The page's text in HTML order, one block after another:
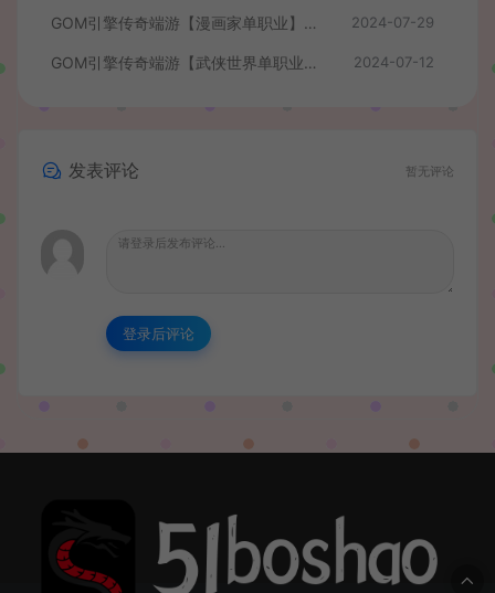
GOM引擎传奇端游【漫画家单职业】最新整理Win系服务端+配套补丁网站+详细搭建教程+视频教程 2024-07-29
GOM引擎传奇端游【武侠世界单职业】最新整理Win系服务端+配套补丁网站+详细搭建教程+视频教程 2024-07-12
发表评论 暂无评论
登录后评论